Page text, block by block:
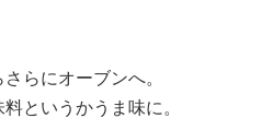
らにオーブンへ。
というかうま味に。